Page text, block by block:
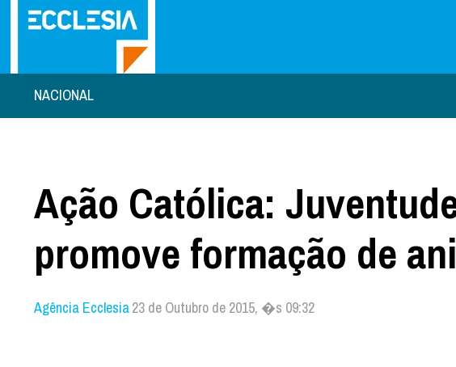
NACIONAL
Ação Católica:
promove formação de
Agência Ecclesia23 de Outubro de 2015, �s 09:32